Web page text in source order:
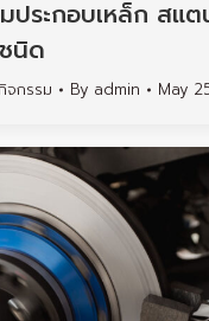
ประกอบเหล็ก สแ
นิด
จกรรม By admin May